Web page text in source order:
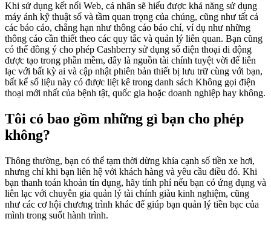
Khi sử dụng kết nối Web, cá nhân sẽ hiểu được khả năng sử dụng
máy ảnh kỹ thuật số và tầm quan trọng của chúng, cũng như tất cả
các báo cáo, chẳng hạn như thông cáo báo chí, ví dụ như những
thông cáo cần thiết theo các quy tắc và quản lý liên quan. Bạn cũng
có thể đồng ý cho phép Cashberry sử dụng số điện thoại di động
được tạo trong phần mềm, đây là nguồn tài chính tuyệt vời để liên
lạc với bất kỳ ai và cập nhật phiên bản thiết bị lưu trữ cùng với bạn,
bất kể số liệu này có được liệt kê trong danh sách Không gọi điện
thoại mới nhất của bệnh tật, quốc gia hoặc doanh nghiệp hay không.
Tôi có bao gồm những gì bạn cho phép
không?
Thông thường, bạn có thể tạm thời dừng khía cạnh số tiền xe hơi,
nhưng chỉ khi bạn liên hệ với khách hàng và yêu cầu điều đó. Khi
bạn thanh toán khoản tín dụng, hãy tính phí nếu bạn có ứng dụng và
liên lạc với chuyên gia quản lý tài chính giàu kinh nghiệm, cũng
như các cơ hội chương trình khác để giúp bạn quản lý tiền bạc của
mình trong suốt hành trình.